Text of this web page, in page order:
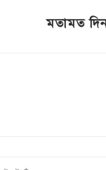
মতামত